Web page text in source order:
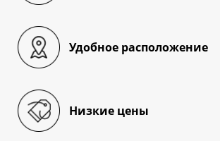
Удобное расположение
Низкие цены